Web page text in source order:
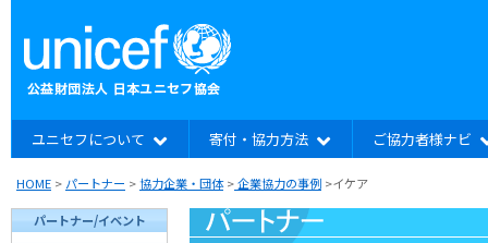
ユニセフについて 寄付・協力方法 ご協力者様ナビ
HOME > パートナー >協力企業・団体>企業協力の事例 >イケア
パートナー/イベント